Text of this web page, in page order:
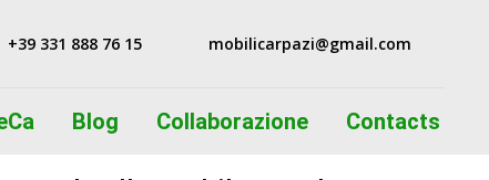
+39 331 888 76 15 mobilicarpazi@gmail.com
Blog Сollaborazione Contacts